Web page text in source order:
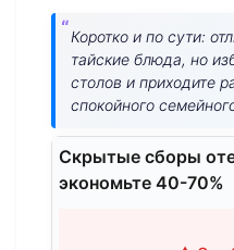
Коротко и по сути:
тайские блюда, но
столов и приходите
спокойного
Скрытые сборы
экономьте 40-70%